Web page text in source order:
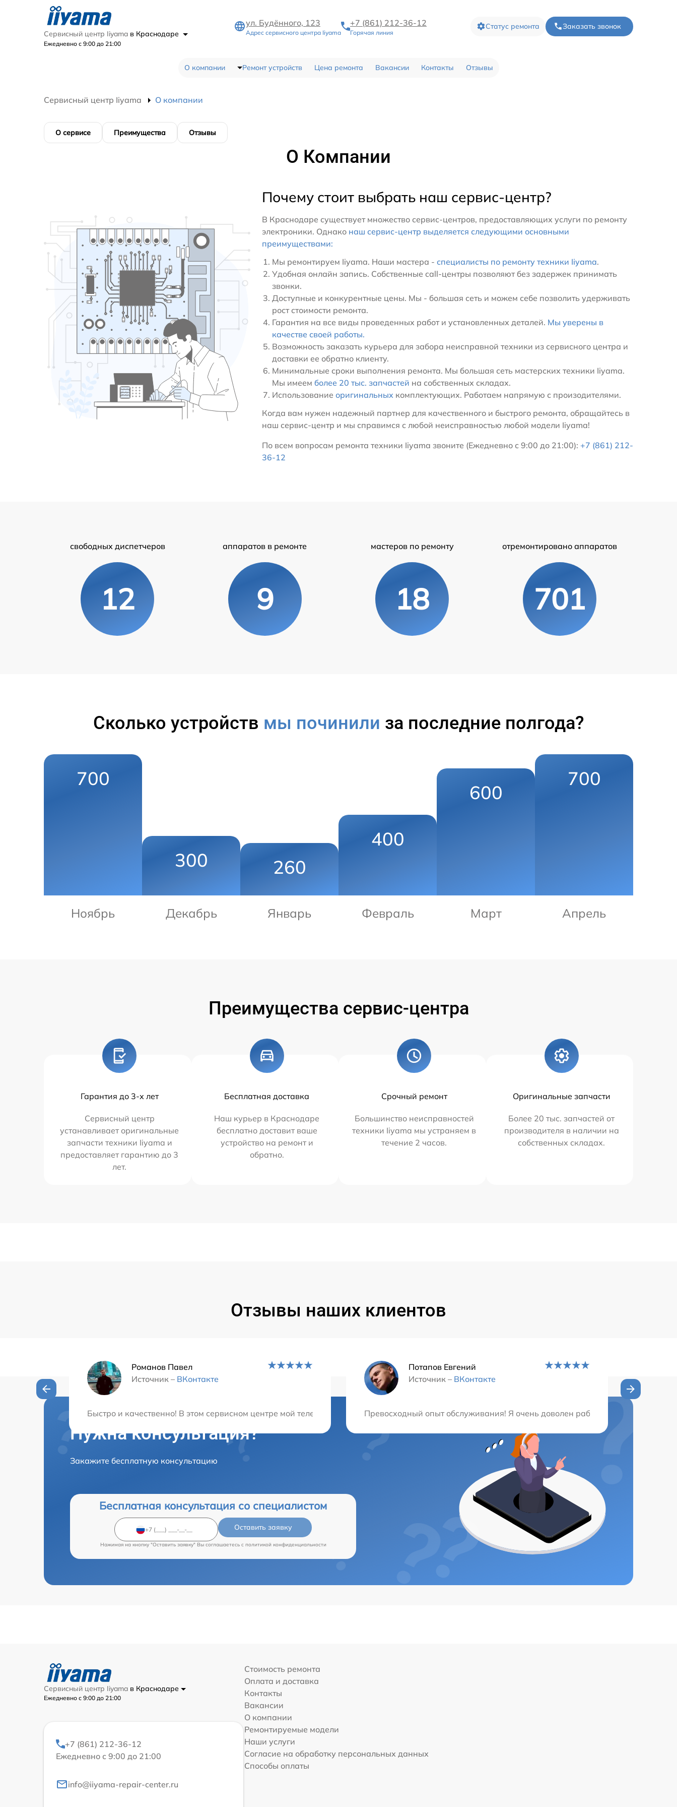
Сервисный центр Iiyama в Краснодаре
Ежедневно с 9:00 до 21:00
ул. Будённого, 123
Адрес сервисного центра Iiyama
+7 (861) 212-36-12
Горячая линия
Статус ремонта Заказать звонок
О компании Ремонт устройств Цена ремонта Вакансии Контакты Отзывы
Сервисный центр Iiyama О компании
О сервисе Преимущества Отзывы
О Компании
Почему стоит выбрать наш сервис-центр?
В Краснодаре существует множество сервис-центров, предоставляющих услуги по ремонту
электроники. Однако наш сервис-центр выделяется следующими основными
преимуществами:
Мы ремонтируем Iiyama. Наши мастера - специалисты по ремонту техники Iiyama.
Удобная онлайн запись. Собственные call-центры позволяют без задержек принимать
звонки.
Доступные и конкурентные цены. Мы - большая сеть и можем себе позволить удерживать
рост стоимости ремонта.
Гарантия на все виды проведенных работ и установленных деталей. Мы уверены в
качестве своей работы.
Возможность заказать курьера для забора неисправной техники из сервисного центра и
доставки ее обратно клиенту.
Минимальные сроки выполнения ремонта. Мы большая сеть мастерских техники Iiyama.
Мы имеем более 20 тыс. запчастей на собственных складах.
Использование оригинальных комплектующих. Работаем напрямую с произодителями.
Когда вам нужен надежный партнер для качественного и быстрого ремонта, обращайтесь в
наш сервис-центр и мы справимся с любой неисправностью любой модели Iiyama!
По всем вопросам ремонта техники Iiyama звоните (Ежедневно с 9:00 до 21:00): +7 (861) 212-
36-12
свободных диспетчеров
12
аппаратов в ремонте
9
мастеров по ремонту
18
отремонтировано аппаратов
701
Сколько устройств мы починили за последние полгода?
700
Ноябрь
300
Декабрь
260
Январь
400
Февраль
600
Март
700
Апрель
Преимущества сервис-центра
Гарантия до 3-х лет
Сервисный центр
устанавливает оригинальные
запчасти техники Iiyama и
предоставляет гарантию до 3
лет.
Бесплатная доставка
Наш курьер в Краснодаре
бесплатно доставит ваше
устройство на ремонт и
обратно.
Срочный ремонт
Большинство неисправностей
техники Iiyama мы устраняем в
течение 2 часов.
Оригинальные запчасти
Более 20 тыс. запчастей от
производителя в наличии на
собственных складах.
Отзывы наших клиентов
Романов Павел
Источник – ВКонтакте
Быстро и качественно! В этом сервисном центре мой телефон был отремонтирован оперативно и профессионально. Я оценил не только качество
Потапов Евгений
Источник – ВКонтакте
Превосходный опыт обслуживания! Я очень доволен работой этого
Нужна консультация?
Закажите бесплатную консультацию
Бесплатная консультация со специалистом
Оставить заявку
Нажимая на кнопку "Оставить заявку" Вы соглашаетесь c политикой конфиденциальности
Сервисный центр Iiyama в Краснодаре
Ежедневно с 9:00 до 21:00
+7 (861) 212-36-12
Ежедневно с 9:00 до 21:00
info@iiyama-repair-center.ru
Стоимость ремонта
Оплата и доставка
Контакты
Вакансии
О компании
Ремонтируемые модели
Наши услуги
Согласие на обработку персональных данных
Способы оплаты